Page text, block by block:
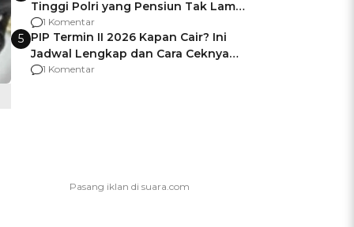
Tinggi Polri yang Pensiun Tak Lama
Usai Jadi Brigjen
1 Komentar
5 PIP Termin II 2026 Kapan Cair? Ini
Jadwal Lengkap dan Cara Ceknya
agar Dana Tidak Hangus!
1 Komentar